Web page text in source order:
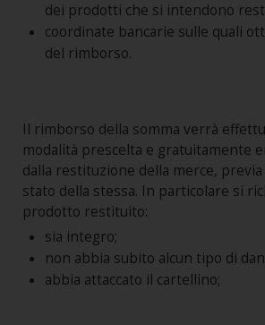
dei prodotti che si intendono
coordinate bancarie sulle quali
del rimborso.
Il rimborso della somma verrà
modalità prescelta e gratuitamente
dalla restituzione della merce,
stato della stessa. In particolare si
prodotto restituito:
sia integro;
non abbia subito alcun tipo di
abbia attaccato il cartellino;